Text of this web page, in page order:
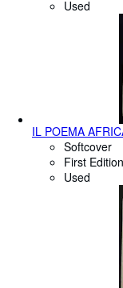
Used
IL POEMA
Softcover
First Edition
Used